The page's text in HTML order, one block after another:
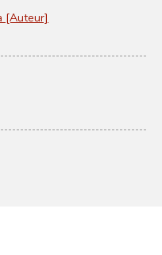
[Auteur]